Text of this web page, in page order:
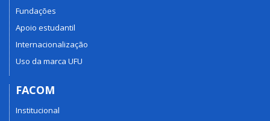
Fundações
Apoio estudantil
Internacionalização
Uso da marca UFU
FACOM
Institucional